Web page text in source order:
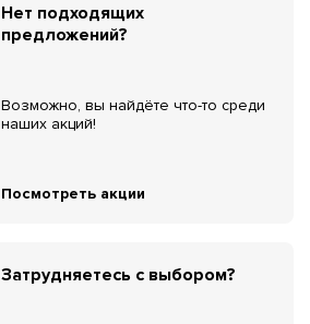
Нет подходящих
предложений?
Возможно, вы найдёте что-то среди
наших акций!
Посмотреть акции
Затрудняетесь с выбором?